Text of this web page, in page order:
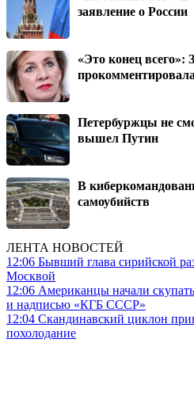
заявление о России
«Это конец всего»:
Петербуржцы не
вышел Путин
В
самоубийств
ЛЕНТА НОВОСТЕЙ
12:06 Бывший глава сирийской
Москвой
12:06 Американцы начали
и надписью «КГБ СССР»
12:04 Скандинавский циклон
похолодание